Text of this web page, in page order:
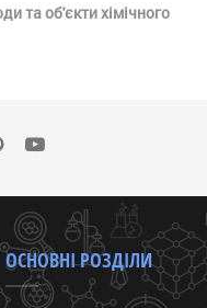
та об'єкти хімічного
ОСНОВНІ РОЗДІЛИ